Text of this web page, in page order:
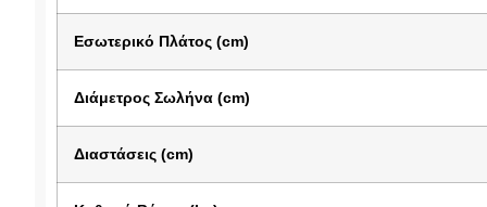
Εσωτερικό Πλάτος (cm)
Διάμετρος Σωλήνα (cm)
Διαστάσεις (cm)